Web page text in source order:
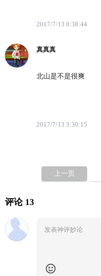
2017/7/13 0:38:44
真真真
北山是不是很爽
2017/7/13 3:30:15
上一页
评论 13